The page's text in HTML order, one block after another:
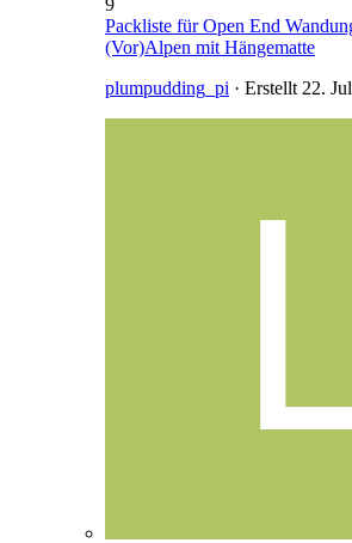
9
Packliste für Open End
(Vor)Alpen mit Hängematte
plumpudding_pi · Erstellt22.